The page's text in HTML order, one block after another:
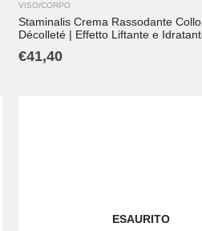
VISO/CORPO
Staminalis Crema Rassodante
Décolleté | Effetto Liftante e
€41,40
ESAURITO